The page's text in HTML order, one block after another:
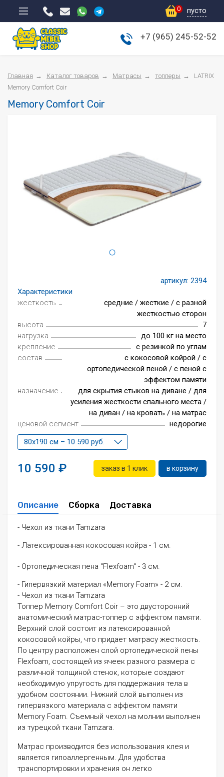
0 пусто
+7 (965) 245-52-52
Главная Каталог товаров Матрасы топперы
LATRIX
Memory Comfort Coir
Memory Comfort Coir
артикул: 2394
Характеристики
жесткость
средние / жесткие / с разной
жесткостью сторон
высота
7
нагрузка
до 100 кг на место
крепление
с резинкой по углам
состав
с кокосовой койрой / с
ортопедической пеной / с пеной с
эффектом памяти
назначение
для скрытия стыков на диване / для
усиления жесткости спального места /
на диван / на кровать / на матрас
ценовой сегмент
недорогие
80x190 см – 10 590 руб.
10 590 заказ в 1 клик в корзину
Описание Сборка Доставка
- Чехол из ткани Tamzara
- Латексированная кокосовая койра - 1 см.
- Ортопедическая пена "Flexfoam" - 3 см.
- Гипервязкий материал «Memory Foam» - 2 см.
- Чехол из ткани Tamzara
Топпер Memory Comfort Coir – это двусторонний
анатомический матрас-топпер с эффектом памяти.
Верхний слой состоит из латексированной
кокосовой койры, что придает матрасу жесткость.
По центру расположен слой ортопедической пены
Flexfoam, состоящей из ячеек разного размера с
различной толщиной стенок, которые создают
необходимую упругость для поддержания тела в
удобном состоянии. Нижний слой выполнен из
гипервязкого материала с эффектом памяти
Memory Foam. Съемный чехол на молнии выполнен
из турецкой ткани Tamzara.
Матрас производится без использования клея и
является гипоаллергенным. Для удобства
транспортировки и хранения он легко
Мебель для спальни
Прихожие
Шкафы-купе
Столы и стулья
Детская мебель